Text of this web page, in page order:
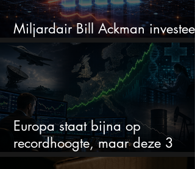
Miljardair Bill Ackman investeert
miljarden in dit techaandeel
Europa staat bijna op
recordhoogte, maar deze 3
sectoren vallen nu op